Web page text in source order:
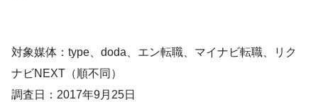
対象媒体：type、doda、エン転職、マイナビ転職、リク
ナビNEXT（順不同）
調査日：2017年9月25日